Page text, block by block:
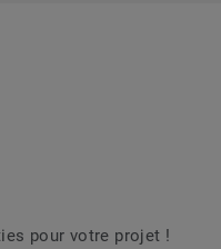
pour votre projet !